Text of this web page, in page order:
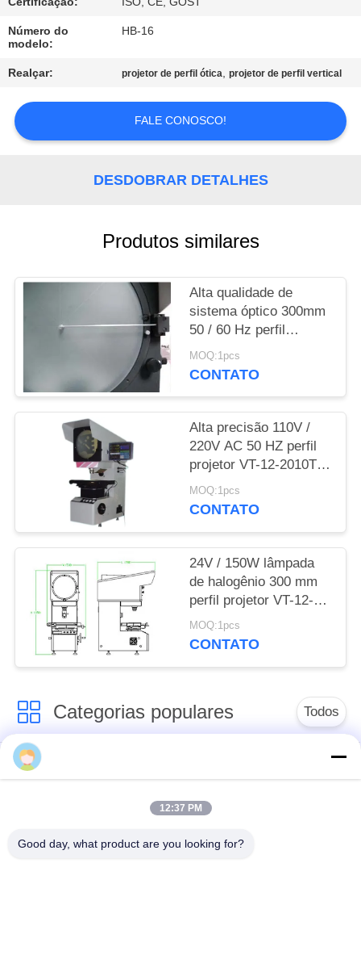
NOS
PEÇA
UMAS
CITAÇÕES
PRIVACY
Número do
modelo:
HB-16
Realçar: projetor de perfil ótica,projetor de perfil vertical
FALE CONOSCO!
DESDOBRAR DETALHES
Produtos similares
Alta qualidade de
sistema óptico 300mm
50 / 60 Hz perfil
projetor VP-12-2010
MOQ:1pcs
CONTATO
Alta precisão 110V /
220V AC 50 HZ perfil
projetor VT-12-2010T
para mecânico,
eletrônico
MOQ:1pcs
CONTATO
24V / 150W lâmpada
de halogênio 300 mm
perfil projetor VT-12-
1550T para o campo da
mecânica, faculdade
MOQ:1pcs
CONTATO
Categorias populares Todos
Ultrasonic detector
medição de
espessura
Revestimento de
12:37 PM
Good day, what product are you looking for?